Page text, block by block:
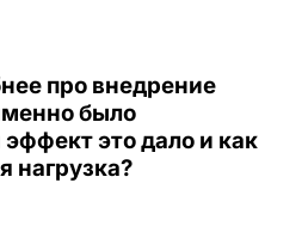
про внедрение
было
это дало и как
нагрузка?